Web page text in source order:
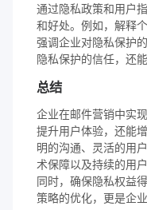
通过隐私政策和用户
和好处。例如，解释
强调企业对隐私保护
隐私保护的信任，还
总结
企业在邮件营销中实
提升用户体验，还能
明的沟通、灵活的用
术保障以及持续的用
同时，确保隐私权益
策略的优化，更是企